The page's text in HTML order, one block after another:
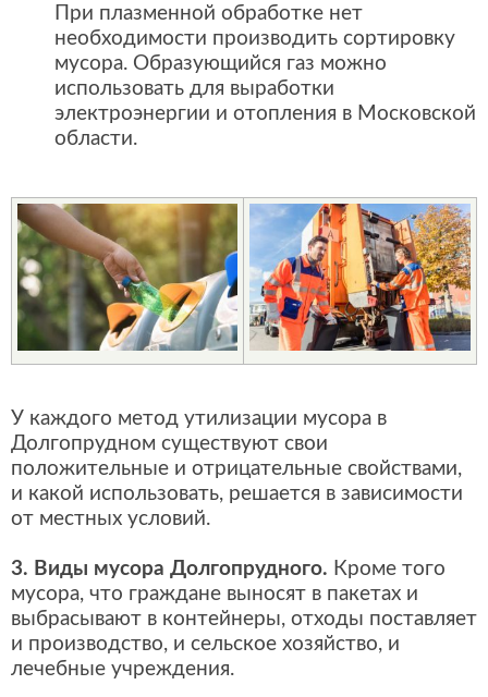
При плазменной обработке нет
необходимости производить сортировку
мусора. Образующийся газ можно
использовать для выработки
электроэнергии и отопления в Московской
области.
У каждого метод утилизации мусора в
Долгопрудном существуют свои
положительные и отрицательные свойствами,
и какой использовать, решается в зависимости
от местных условий.
3. Виды мусора Долгопрудного. Кроме того
мусора, что граждане выносят в пакетах и
выбрасывают в контейнеры, отходы поставляет
и производство, и сельское хозяйство, и
лечебные учреждения.